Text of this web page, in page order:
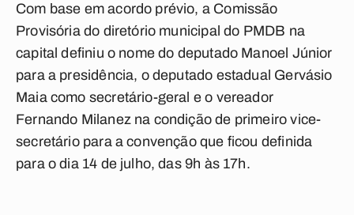
Com base em acordo prévio, a Comissão
Provisória do diretório municipal do PMDB na
capital definiu o nome do deputado Manoel Júnior
para a presidência, o deputado estadual Gervásio
Maia como secretário-geral e o vereador
Fernando Milanez na condição de primeiro vice-
secretário para a convenção que ficou definida
para o dia 14 de julho, das 9h às 17h.